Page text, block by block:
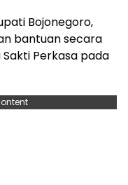
Bojonegoro,
bantuan secara
Perkasa pada